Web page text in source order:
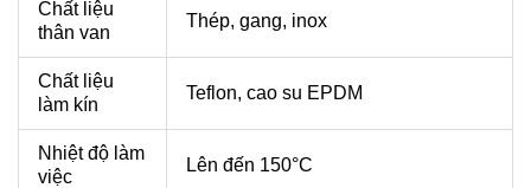
Chất liệu
thân van
Thép, gang, inox
Chất liệu
làm kín
Teflon, cao su EPDM
Nhiệt độ làm
việc
Lên đến 150°C